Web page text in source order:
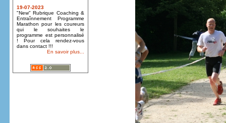
19-07-2023
"New" Rubrique Coaching &
Entraînnement Programme
Marathon pour les coureurs
qui le souhaites le
programme est personnalisé
! Pour cela rendez-vous
dans contact !!!
En savoir plus...